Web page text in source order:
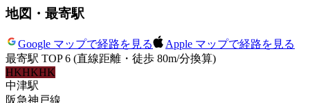
地図・最寄駅
Google マップで経路を見る
Apple マップで経路を見る
最寄駅 TOP 6 (直線距離・徒歩 80m/分換算)
HKHKHK
中津駅
阪急神戸線